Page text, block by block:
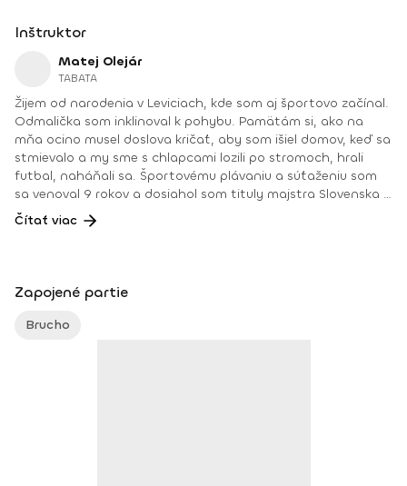
Inštruktor
Matej Olejár
TABATA
Žijem od narodenia v Leviciach, kde som aj športovo začínal.
Odmalička som inklinoval k pohybu. Pamätám si, ako na
mňa ocino musel doslova kričať, aby som išiel domov, keď sa
stmievalo a my sme s chlapcami lozili po stromoch, hrali
futbal, naháňali sa. Športovému plávaniu a súťaženiu som
sa venoval 9 rokov a dosiahol som tituly majstra Slovenska v
plávaní. Od 16 rokov som vedel, že mojou vysnívanou prácou
raz bude činnosť, ktorej sa už pár rokov venujem – osobný
Pomôcť im aj psychickou podporou priamo na tréningu, a
keď treba, aj mimo neho. Rád cestujem, športujem, varím,
trávim čas v prírode a venujem sa rodine. A v neposlednom
Čítať viac
Zapojené partie
Brucho